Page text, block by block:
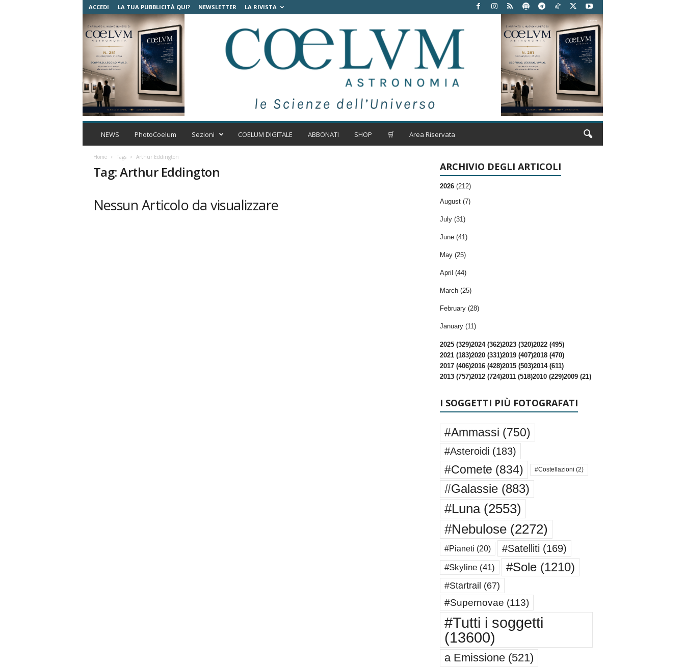
ACCEDI LA TUA PUBBLICITÀ QUI? NEWSLETTER LA RIVISTA
C
m
t
NEWS PhotoCoelum Sezioni COELUM DIGITALE ABBONATI SHOP 🛒 Area Riservata
Home Tags Arthur Eddington
Tag: Arthur Eddington
Nessun Articolo da visualizzare
ARCHIVIO DEGLI ARTICOLI
2026 (212)
August (7)
July (31)
June (41)
May (25)
April (44)
March (25)
February (28)
January (11)
2025 (329)2024 (362)2023 (320)2022 (495)
2021 (183)2020 (331)2019 (407)2018 (470)
2017 (406)2016 (428)2015 (503)2014 (611)
2013 (757)2012 (724)2011 (518)2010 (229)2009 (21)
I SOGGETTI PIÙ FOTOGRAFATI
#Ammassi (750)
#Asteroidi (183)
#Comete (834) #Costellazioni (2)
#Galassie(883)
#Luna(2553)
#Nebulose(2272)
#Pianeti (20) #Satelliti (169)
#Skyline(41) #Sole(1210)
#Startrail (67)
#Supernovae (113)
#Tutti i soggetti
(13600)
a Emissione(521)